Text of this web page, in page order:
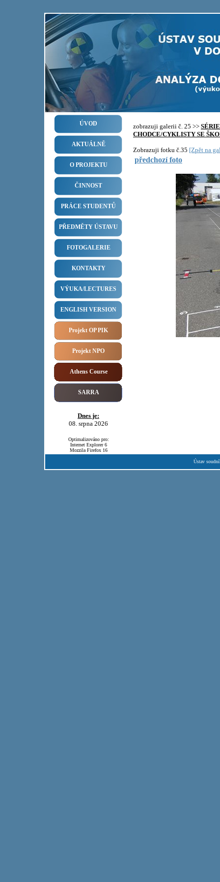
ÚVOD
AKTUÁLNĚ
O PROJEKTU
ČINNOST
PRÁCE STUDENTŮ
PŘEDMĚTY ÚSTAVU
FOTOGALERIE
KONTAKTY
VÝUKA/LECTURES
ENGLISH VERSION
Projekt OP PIK
Projekt NPO
Athens Course
SARRA
Dnes je:
08. srpna 2026
Optimalizováno pro:
Internet Explorer 6
Mozzila Firefox 16
zobrazuji galerii č. 25 >>
CHODCE/CYKLISTY SE
Zobrazuji fotku č.35 [Zpět na
předchozí foto
Ústav